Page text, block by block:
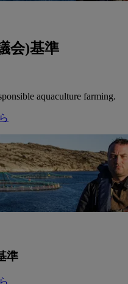
会)基準
aquaculture farming.
準